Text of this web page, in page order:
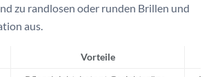
zu randlosen oder runden Brillen und
aus.
Vorteile